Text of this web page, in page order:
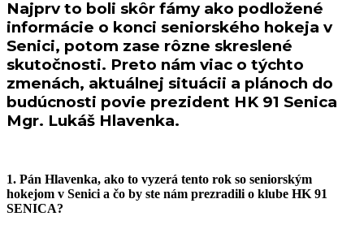
Najprv to boli skôr fámy ako podložené
informácie o konci seniorského hokeja v
Senici, potom zase rôzne skreslené
skutočnosti. Preto nám viac o týchto
zmenách, aktuálnej situácii a plánoch do
budúcnosti povie prezident HK 91 Senica
Mgr. Lukáš Hlavenka.
1. Pán Hlavenka, ako to vyzerá tento rok so seniorským
hokejom v Senici a čo by ste nám prezradili o klube HK 91
SENICA?